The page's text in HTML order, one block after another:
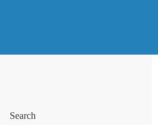
Search